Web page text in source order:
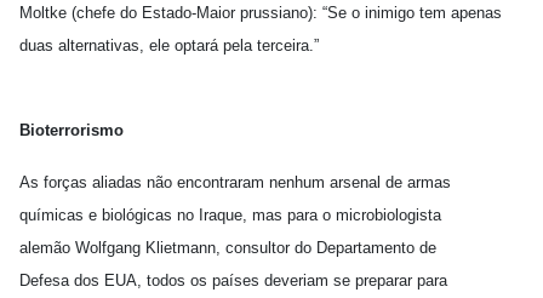
Moltke (chefe do Estado-Maior prussiano): “Se o inimigo tem apenas
duas alternativas, ele optará pela terceira.”
Bioterrorismo
As forças aliadas não encontraram nenhum arsenal de armas
químicas e biológicas no Iraque, mas para o microbiologista
alemão Wolfgang Klietmann, consultor do Departamento de
Defesa dos EUA, todos os países deveriam se preparar para